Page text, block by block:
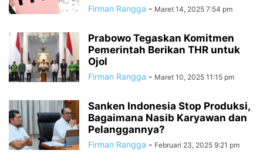
Firman Rangga - Maret 14, 2025 7:54 pm
Prabowo Tegaskan Komitmen
Pemerintah Berikan THR untuk
Ojol
Firman Rangga - Maret 10, 2025 11:15 pm
Sanken Indonesia Stop Produksi,
Bagaimana Nasib Karyawan dan
Pelanggannya?
Firman Rangga - Februari 23, 2025 9:21 pm